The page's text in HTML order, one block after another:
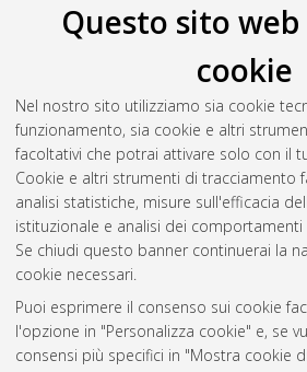
Questo sito
cookie
Nel nostro sito utilizziamo sia cookie
funzionamento, sia cookie e altri
facoltativi che potrai attivare solo con il
Cookie e altri strumenti di tracciamento
analisi statistiche, misure sull'efficacia
istituzionale e analisi dei comportamenti
Se chiudi questo banner continuerai la
cookie necessari.
Puoi esprimere il consenso sui cookie
l'opzione in "Personalizza cookie" e, se
consensi più specifici in "Mostra cookie
Pretto, Tobia(2018)Vibriosi da
eziopatogenesi e di efficacia vaccinale
, [Dissertation
Studiorum Università di Bologna.
Scienze veterinarie, 29 Ciclo. DOI
10.6092/unibo/amsdottorato/8699.
Questa lista e' stata generata il
Atom
Rss 1.0
Rss 2.0